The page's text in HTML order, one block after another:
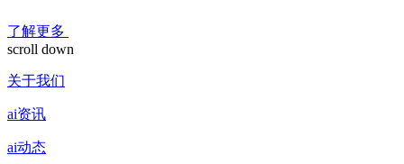
了解更多
scroll down
关于我们
ai资讯
ai动态